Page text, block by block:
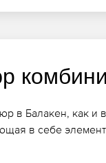
в Балакен, как и в
в себе